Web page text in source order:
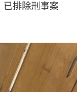
已排除刑事案